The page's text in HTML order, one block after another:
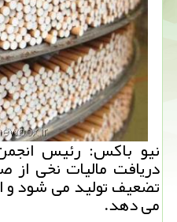
نیو باکس: رئیس
دریافت مالیات نخی
تضعیف تولید می شود و
می دهد.